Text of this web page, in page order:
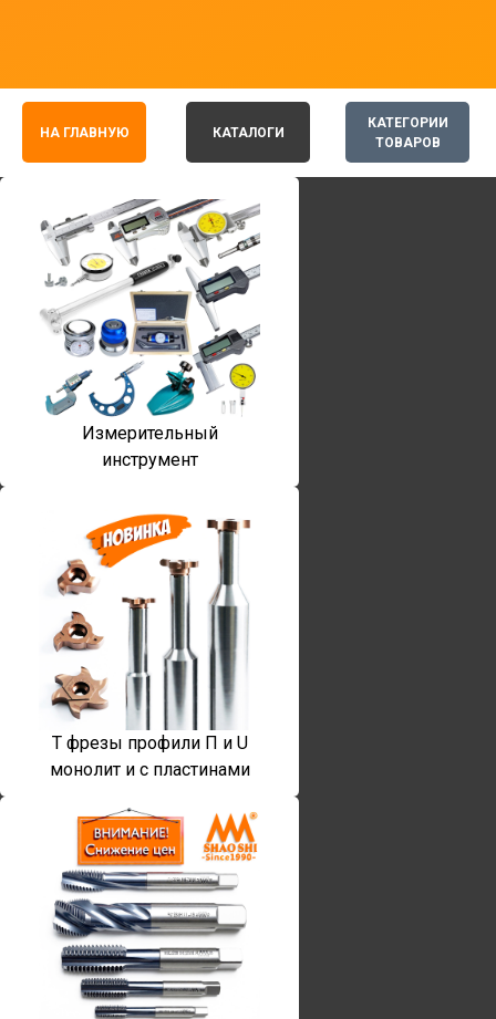
КАТЕГОРИИ
ТОВАРОВ
НА ГЛАВНУЮ КАТАЛОГИ
Измерительный
инструмент
T фрезы профили П и U
монолит и с пластинами